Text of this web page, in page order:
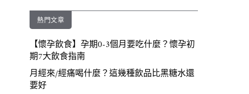
熱門文章
【懷孕飲食】孕期0-3個月要吃什麼？懷孕初
期7大飲食指南
月經來/經痛喝什麼？這幾種飲品比黑糖水還
要好